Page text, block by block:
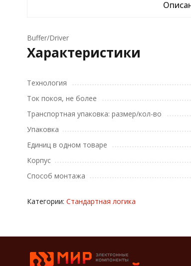
Buffer/Driver
Характеристики
Технология
Ток покоя, не более
Транспортная упаковка: размер/кол-во
Упаковка
Единиц в одном товаре
Корпус
Способ монтажа
Категории: Стандартная логика